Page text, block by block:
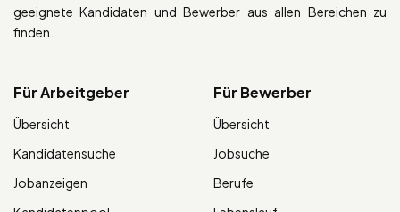
geeignete Kandidaten und Bewerber aus allen Bereichen zu
finden.
Für Arbeitgeber
Übersicht
Kandidatensuche
Jobanzeigen
Für Bewerber
Übersicht
Jobsuche
Berufe